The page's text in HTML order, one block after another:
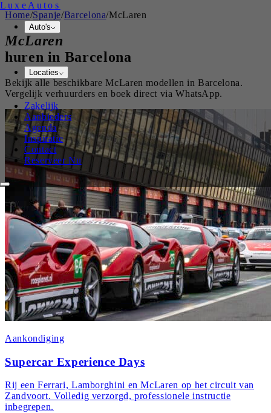
Luxe Autos
Auto's
Locaties
Zakelijk
Aanbieders
Agenda
Inspiratie
Contact
Reserveer Nu
Home/Spanje/Barcelona/McLaren
McLaren
huren in Barcelona
Bekijk alle beschikbareMcLaren modellen inBarcelona.
Vergelijk verhuurders en boek direct via WhatsApp.
Aankondiging
Supercar Experience Days
Rij een Ferrari, Lamborghini en McLaren op het circuit van
Zandvoort. Volledig verzorgd, professionele instructie
inbegrepen.